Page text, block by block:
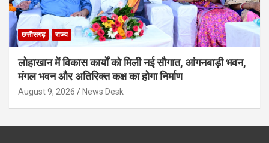
छत्तीसगढ़ राज्य
लोहाखान में विकास कार्यों को मिली नई सौगात, आंगनबाड़ी भवन,
मंगल भवन और अतिरिक्त कक्ष का होगा निर्माण
August 9, 2026 News Desk